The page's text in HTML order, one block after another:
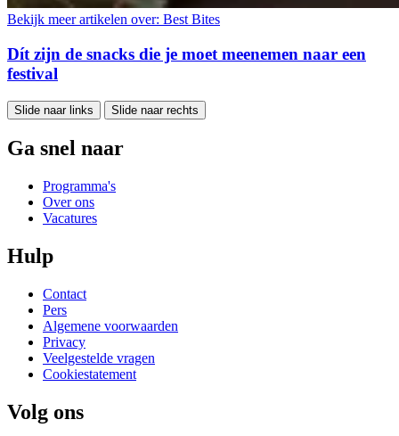
Bekijk meer artikelen over: Best Bites
Dít zijn de snacks die je moet meenemen naar een
festival
Slide naar links Slide naar rechts
Ga snel naar
Programma's
Over ons
Vacatures
Hulp
Contact
Pers
Algemene voorwaarden
Privacy
Veelgestelde vragen
Cookiestatement
Volg ons